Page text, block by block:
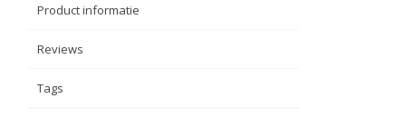
Product informatie
Reviews
Tags